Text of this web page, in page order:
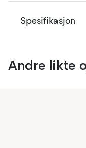
Spesifikasjon
Andre likte